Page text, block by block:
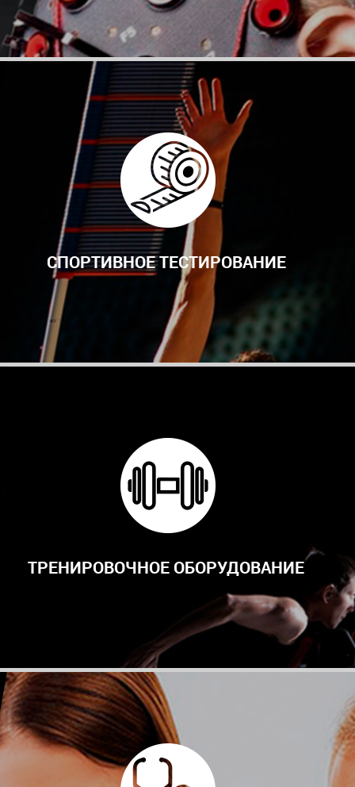
СПОРТИВНОЕ ТЕСТИРОВАНИЕ
ТРЕНИРОВОЧНОЕ ОБОРУДОВАНИЕ